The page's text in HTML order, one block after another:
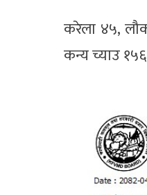
करेला ४५,
कन्य च्याउ